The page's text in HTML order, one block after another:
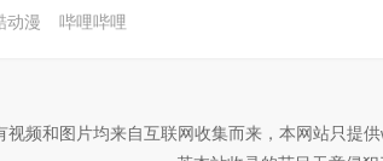
动漫 哔哩哔哩
视频和图片均来自互联网收集而来，本网站只提